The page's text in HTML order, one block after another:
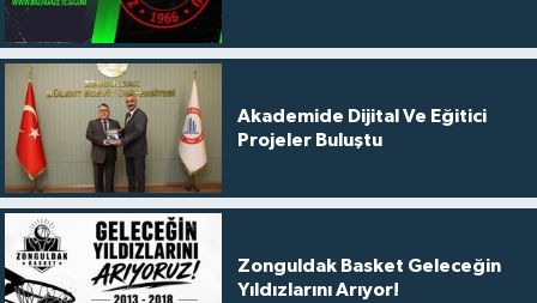
Akademide Dijital Ve Eğitici
Projeler Buluştu
Zonguldak Basket Geleceğin
Yıldızlarını Arıyor!